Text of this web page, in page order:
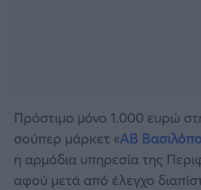
Πρόστιμo μόνο 1.000 ευρώ
σούπερ μάρκετ «ΑΒ
η αρμόδια υπηρεσία της
αφού μετά από έλεγχο